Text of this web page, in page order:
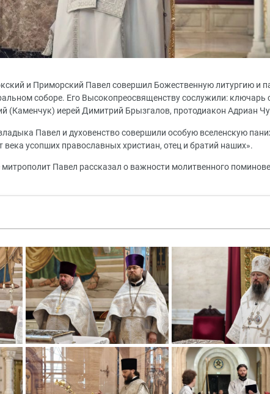
и Приморский Павел совершил Божественную литургию и
соборе. Его Высокопреосвященству сослужили: ключарь
(Каменчук) иерей Димитрий Брызгалов, протодиакон Адриан
Павел и духовенство совершили особую вселенскую
усопших православных христиан, отец и братий наших».
Павел рассказал о важности молитвенного